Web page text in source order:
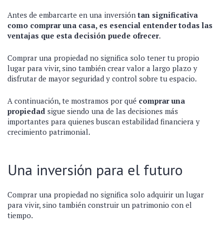
Antes de embarcarte en una inversióntan significativa
como comprar una casa, es esencial entender todas las
ventajas que esta decisión puede ofrecer.
Comprar una propiedad no significa solo tener tu propio
lugar para vivir, sino también crear valor a largo plazo y
disfrutar de mayor seguridad y control sobre tu espacio.
A continuación, te mostramos por qué comprar una
propiedad sigue siendo una de las decisiones más
importantes para quienes buscan estabilidad financiera y
crecimiento patrimonial.
Una inversión para el futuro
Comprar una propiedad no significa solo adquirir un lugar
para vivir, sino también construir un patrimonio con el
tiempo.